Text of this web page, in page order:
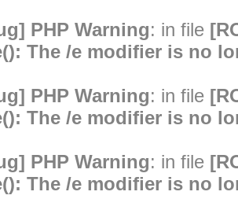
PHP Warning: in file
The /e modifier is no
PHP Warning: in file
The /e modifier is no
PHP Warning: in file
The /e modifier is no